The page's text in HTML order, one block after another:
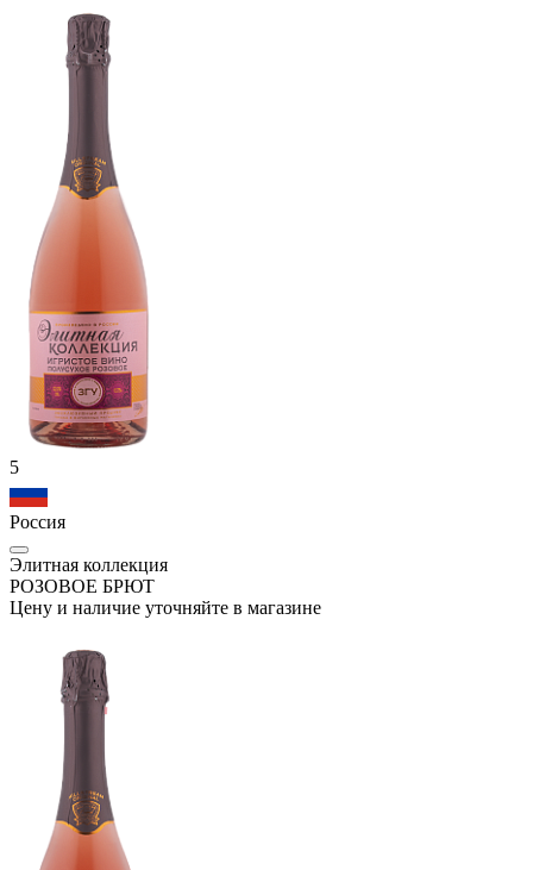
5
Россия
Элитная коллекция
РОЗОВОЕ БРЮТ
Цену и наличие уточняйте в магазине